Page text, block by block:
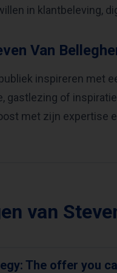
in klantbeleving,
Van
inspireren met
gastlezing of
met zijn expertise
van
The offer you